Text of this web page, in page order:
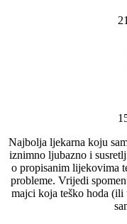
Najbolja ljekarna koju
iznimno ljubazno i
o propisanim lijekovima
probleme. Vrijedi
majci koja teško hoda (ili